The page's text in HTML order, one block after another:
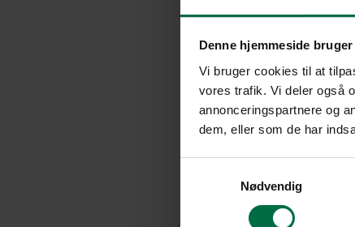
Denne hjemmeside
Vi bruger cookies til at
vores trafik. Vi deler også
annonceringspartnere og
dem, eller som de har
Nødvendig